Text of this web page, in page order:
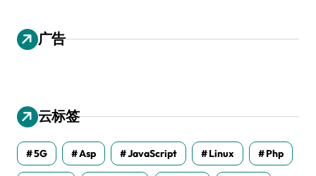
广告
云标签
5G Asp JavaScript Linux Php